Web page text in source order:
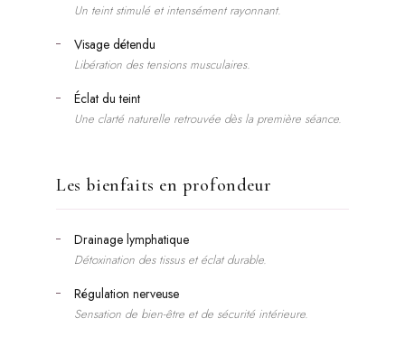
Un teint stimulé et intensément rayonnant.
Visage détendu
Libération des tensions musculaires.
Éclat du teint
Une clarté naturelle retrouvée dès la première séance.
Les bienfaits en profondeur
Drainage lymphatique
Détoxination des tissus et éclat durable.
Régulation nerveuse
Sensation de bien-être et de sécurité intérieure.